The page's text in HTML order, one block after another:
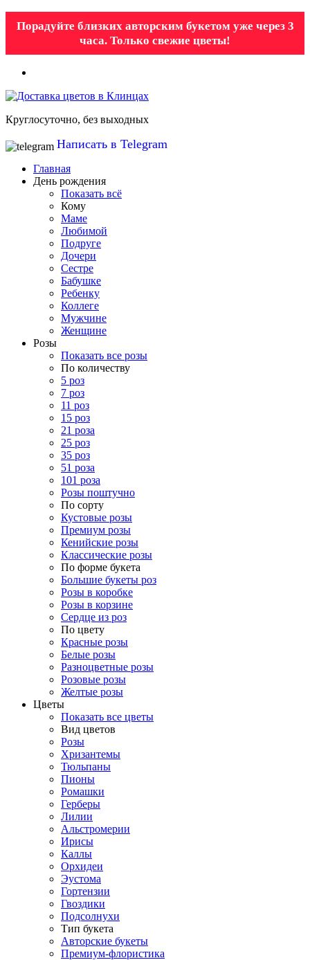
Порадуйте близких авторским букетом уже через 3
часа. Только свежие цветы!
Круглосуточно, без выходных
Написать в Telegram
Главная
День рождения
Показать всё
Кому
Маме
Любимой
Подруге
Дочери
Сестре
Бабушке
Ребенку
Коллеге
Мужчине
Женщине
Розы
Показать все розы
По количеству
5 роз
7 роз
11 роз
15 роз
21 роза
25 роз
35 роз
51 роза
101 роза
Розы поштучно
По сорту
Кустовые розы
Премиум розы
Кенийские розы
Классические розы
По форме букета
Большие букеты роз
Розы в коробке
Розы в корзине
Сердце из роз
По цвету
Красные розы
Белые розы
Разноцветные розы
Розовые розы
Желтые розы
Цветы
Показать все цветы
Вид цветов
Розы
Хризантемы
Тюльпаны
Пионы
Ромашки
Герберы
Лилии
Альстромерии
Ирисы
Каллы
Орхидеи
Эустома
Гортензии
Гвоздики
Подсолнухи
Тип букета
Авторские букеты
Премиум-флористика